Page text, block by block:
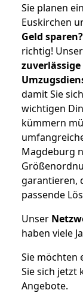
Sie planen
Euskirchen
Geld sparen?
richtig!
zuverlässige
damit Sie
wichtigen
kümmern
Magdeburg
garantieren,
passende
Unser
haben viele
Sie möchten
Sie sich jetzt
Angebote.